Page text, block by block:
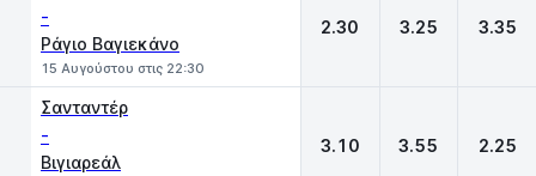
-
Ράγιο Βαγιεκάνο
15 Αυγούστου στις 22:30
2.30 3.25 3.35
Σανταντέρ
-
Βιγιαρεάλ
3.10 3.55 2.25